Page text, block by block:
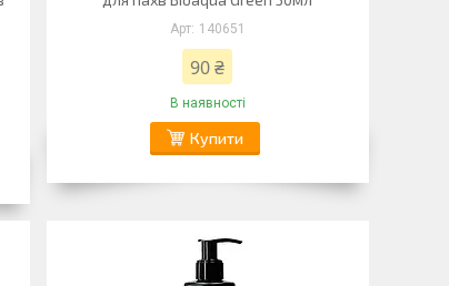
140651
90 ₴
В наявності
Купити